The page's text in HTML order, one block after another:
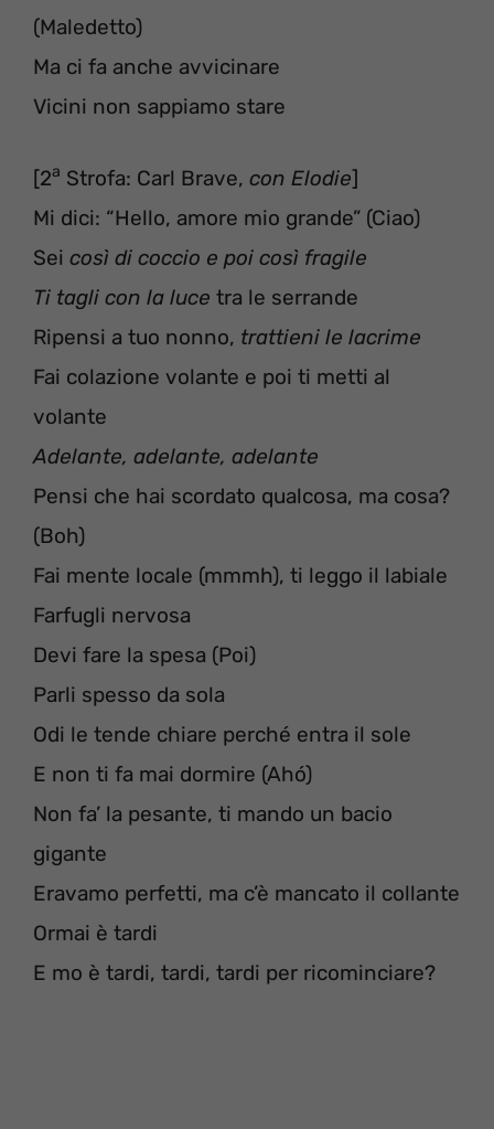
(Maledetto)
Ma ci fa anche avvicinare
Vicini non sappiamo stare
[2a Strofa: Carl Brave, con Elodie]
Mi dici: “Hello, amore mio grande” (Ciao)
Sei così di coccio e poi così fragile
Ti tagli con la luce tra le serrande
Ripensi a tuo nonno, trattieni le lacrime
Fai colazione volante e poi ti metti al
volante
Adelante, adelante, adelante
Pensi che hai scordato qualcosa, ma cosa?
(Boh)
Fai mente locale (mmmh), ti leggo il labiale
Farfugli nervosa
Devi fare la spesa (Poi)
Parli spesso da sola
Odi le tende chiare perché entra il sole
E non ti fa mai dormire (Ahó)
Non fa’ la pesante, ti mando un bacio
gigante
Eravamo perfetti, ma c’è mancato il collante
Ormai è tardi
E mo è tardi, tardi, tardi per ricominciare?